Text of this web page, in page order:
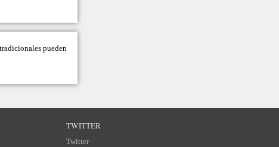
pueden
TWITTER
Twitter